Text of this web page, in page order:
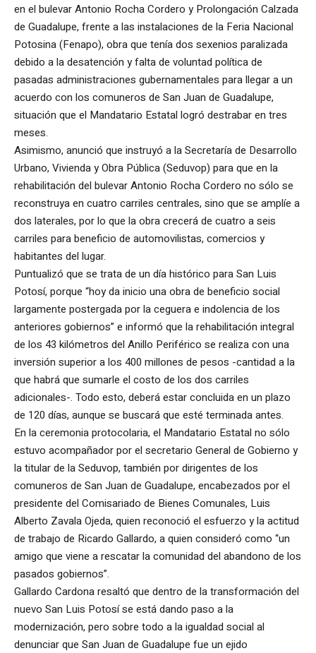
en el bulevar Antonio Rocha Cordero y Prolongación Calzada
de Guadalupe, frente a las instalaciones de la Feria Nacional
Potosina (Fenapo), obra que tenía dos sexenios paralizada
debido a la desatención y falta de voluntad política de
pasadas administraciones gubernamentales para llegar a un
acuerdo con los comuneros de San Juan de Guadalupe,
situación que el Mandatario Estatal logró destrabar en tres
meses.
Asimismo, anunció que instruyó a la Secretaría de Desarrollo
Urbano, Vivienda y Obra Pública (Seduvop) para que en la
rehabilitación del bulevar Antonio Rocha Cordero no sólo se
reconstruya en cuatro carriles centrales, sino que se amplíe a
dos laterales, por lo que la obra crecerá de cuatro a seis
carriles para beneficio de automovilistas, comercios y
habitantes del lugar.
Puntualizó que se trata de un día histórico para San Luis
Potosí, porque “hoy da inicio una obra de beneficio social
largamente postergada por la ceguera e indolencia de los
anteriores gobiernos” e informó que la rehabilitación integral
de los 43 kilómetros del Anillo Periférico se realiza con una
inversión superior a los 400 millones de pesos -cantidad a la
que habrá que sumarle el costo de los dos carriles
adicionales-. Todo esto, deberá estar concluida en un plazo
de 120 días, aunque se buscará que esté terminada antes.
En la ceremonia protocolaria, el Mandatario Estatal no sólo
estuvo acompañador por el secretario General de Gobierno y
la titular de la Seduvop, también por dirigentes de los
comuneros de San Juan de Guadalupe, encabezados por el
presidente del Comisariado de Bienes Comunales, Luis
Alberto Zavala Ojeda, quien reconoció el esfuerzo y la actitud
de trabajo de Ricardo Gallardo, a quien consideró como “un
amigo que viene a rescatar la comunidad del abandono de los
pasados gobiernos”.
Gallardo Cardona resaltó que dentro de la transformación del
nuevo San Luis Potosí se está dando paso a la
modernización, pero sobre todo a la igualdad social al
denunciar que San Juan de Guadalupe fue un ejido